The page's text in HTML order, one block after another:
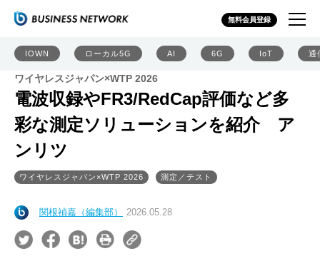
無料会員登録
IOWN ローカル5G AI 6G IoT 通
ワイヤレスジャパン×WTP 2026
電波収録やFR3/RedCap評価など多
彩な測定ソリューションを紹介 ア
ンリツ
ワイヤレスジャパン×WTP 2026 測定／テスト
関根禎嘉（編集部） 2026.05.28